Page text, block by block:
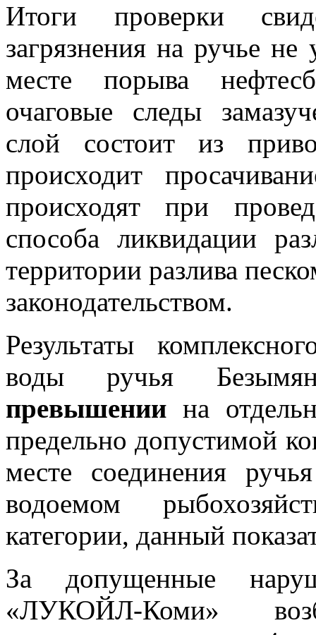
Итоги проверки
загрязнения на ручье
месте порыва
очаговые следы
слой состоит из
происходит
происходят при
способа ликвидации
территории разлива
законодательством.
Результаты
воды ручья
превышении на
предельно допустимой
месте соединения
водоемом
категории, данный
За допущенные
«ЛУКОЙЛ-Коми»